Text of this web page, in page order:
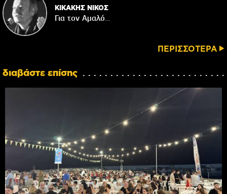
ΚΙΚΑΚΗΣ ΝΙΚΟΣ
Για τον Αμαλό…
ΠΕΡΙΣΣΟΤΕΡΑ
διαβάστε επίσης